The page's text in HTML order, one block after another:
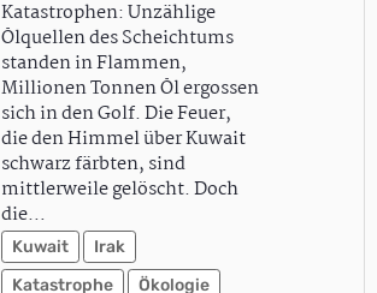
Katastrophen: Unzählige
Ölquellen des Scheichtums
standen in Flammen,
Millionen Tonnen Öl ergossen
sich in den Golf. Die Feuer,
die den Himmel über Kuwait
schwarz färbten, sind
mittlerweile gelöscht. Doch
die…
Kuwait
Irak
Katastrophe
Ökologie